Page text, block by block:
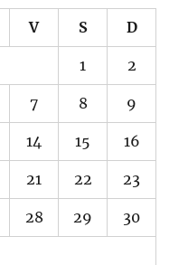
V S D
1 2
7 8 9
14 15 16
21 22 23
28 29 30